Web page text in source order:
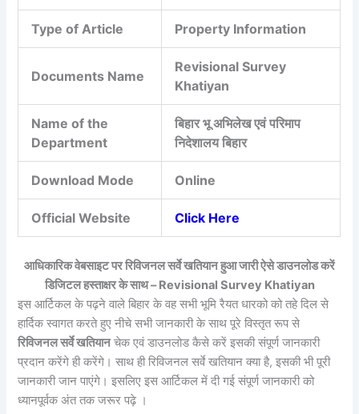
Type of Article Property Information
Documents Name
Revisional Survey
Khatiyan
Name of the
Department
बिहार भू अभिलेख एवं परिमाप
निदेशालय बिहार
Download Mode Online
Official Website Click Here
आधिकारिक वेबसाइट पर रिविजनल सर्वे खतियान हुआ जारी ऐसे डाउनलोड करें
डिजिटल हस्ताक्षर के साथ – Revisional Survey Khatiyan
इस आर्टिकल के पढ़ने वाले बिहार के वह सभी भूमि रैयत धारको को तहे दिल से
हार्दिक स्वागत करते हुए नीचे सभी जानकारी के साथ पूरे विस्तृत रूप से
रिविजनल सर्वे खतियानचेक एवं डाउनलोड कैसे करें इसकी संपूर्ण जानकारी
प्रदान करेंगे ही करेंगे। साथ ही रिविजनल सर्वे खतियान क्या है, इसकी भी पूरी
जानकारी जान पाएंगे। इसलिए इस आर्टिकल में दी गई संपूर्ण जानकारी को
ध्यानपूर्वक अंत तक जरूर पढ़े ।